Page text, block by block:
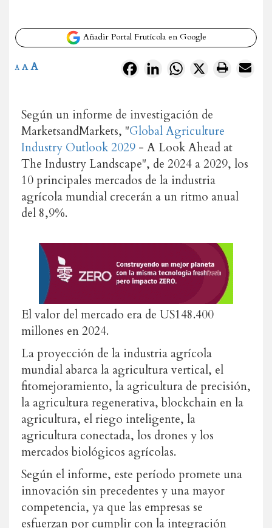
Añadir Portal Frutícola en Google
FacebookLinkedInWhatsApp
X
A A A
Según un informe de investigación de
MarketsandMarkets, "Global Agriculture
Industry Outlook 2029 - A Look Ahead at
The Industry Landscape", de 2024 a 2029, los
10 principales mercados de la industria
agrícola mundial crecerán a un ritmo anual
del 8,9%.
El valor del mercado era de US148.400
millones en 2024.
La proyección de la industria agrícola
mundial abarca la agricultura vertical, el
fitomejoramiento, la agricultura de precisión,
la agricultura regenerativa, blockchain en la
agricultura, el riego inteligente, la
agricultura conectada, los drones y los
mercados biológicos agrícolas.
Según el informe, este período promete una
innovación sin precedentes y una mayor
competencia, ya que las empresas se
esfuerzan por cumplir con la integración